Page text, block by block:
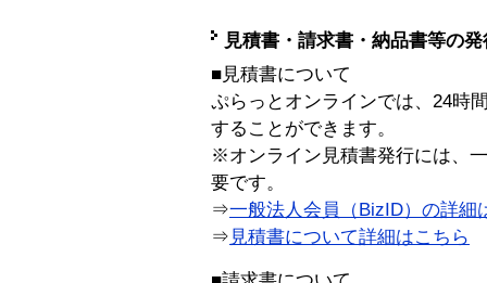
見積書・請求書・納品書等の
■見積書について
ぷらっとオンラインでは、24時
することができます。
※オンライン見積書発行には、
要です。
⇒一般法人会員（BizID）の詳細
⇒ 見積書について詳細はこちら